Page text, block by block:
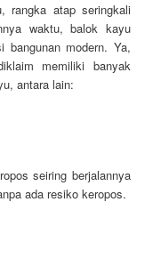
rangka atap seringkali
waktu, balok kayu
bangunan modern. Ya,
memiliki banyak
antara lain:
seiring berjalannya
ada resiko keropos.